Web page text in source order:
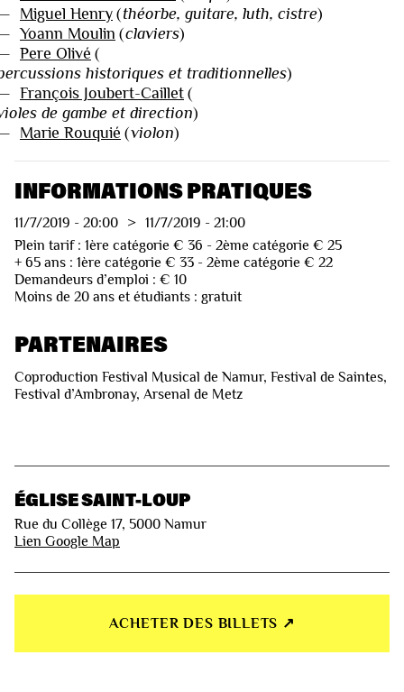
Miguel Henry (théorbe, guitare, luth, cistre)
Yoann Moulin (claviers)
Pere Olivé (
historiques et traditionnelles)
François Joubert-Caillet (
de gambe et direction)
Marie Rouquié (violon)
INFORMATIONS PRATIQUES
11/7/2019 - 20:00 > 11/7/2019 - 21:00
Plein tarif : 1ère catégorie € 36 - 2ème catégorie € 25
+ 65 ans : 1ère catégorie € 33 - 2ème catégorie € 22
Demandeurs d’emploi : € 10
Moins de 20 ans et étudiants : gratuit
PARTENAIRES
Coproduction Festival Musical de Namur, Festival de Saintes,
Festival d’Ambronay, Arsenal de Metz
ÉGLISE SAINT-LOUP
Rue du Collège 17, 5000 Namur
Lien Google Map
ACHETER DES BILLETS ↗︎